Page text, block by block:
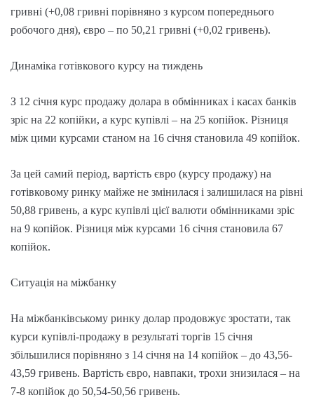
гривні (+0,08 гривні порівняно з курсом попереднього
робочого дня), євро – по 50,21 гривні (+0,02 гривень).
Динаміка готівкового курсу на тиждень
З 12 січня курс продажу долара в обмінниках і касах банків
зріс на 22 копійки, а курс купівлі – на 25 копійок. Різниця
між цими курсами станом на 16 січня становила 49 копійок.
За цей самий період, вартість євро (курсу продажу) на
готівковому ринку майже не змінилася і залишилася на рівні
50,88 гривень, а курс купівлі цієї валюти обмінниками зріс
на 9 копійок. Різниця між курсами 16 січня становила 67
копійок.
Ситуація на міжбанку
На міжбанківському ринку долар продовжує зростати, так
курси купівлі-продажу в результаті торгів 15 січня
збільшилися порівняно з 14 січня на 14 копійок – до 43,56-
43,59 гривень. Вартість євро, навпаки, трохи знизилася – на
7-8 копійок до 50,54-50,56 гривень.